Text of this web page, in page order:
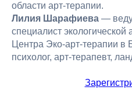
области арт-терапии.
Лилия Шарафиева —
специалист экологической
Центра Эко-арт-терапии в
психолог, арт-терапевт,